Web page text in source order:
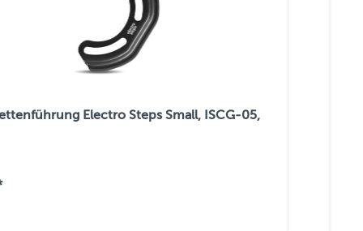
Electro Steps Small, ISCG-05,